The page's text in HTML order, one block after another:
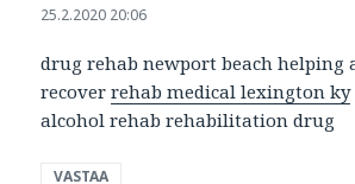
25.2.2020 20:06
drug rehab newport beach helping
recoverrehab medical lexington ky
alcohol rehab rehabilitation drug
VASTAA